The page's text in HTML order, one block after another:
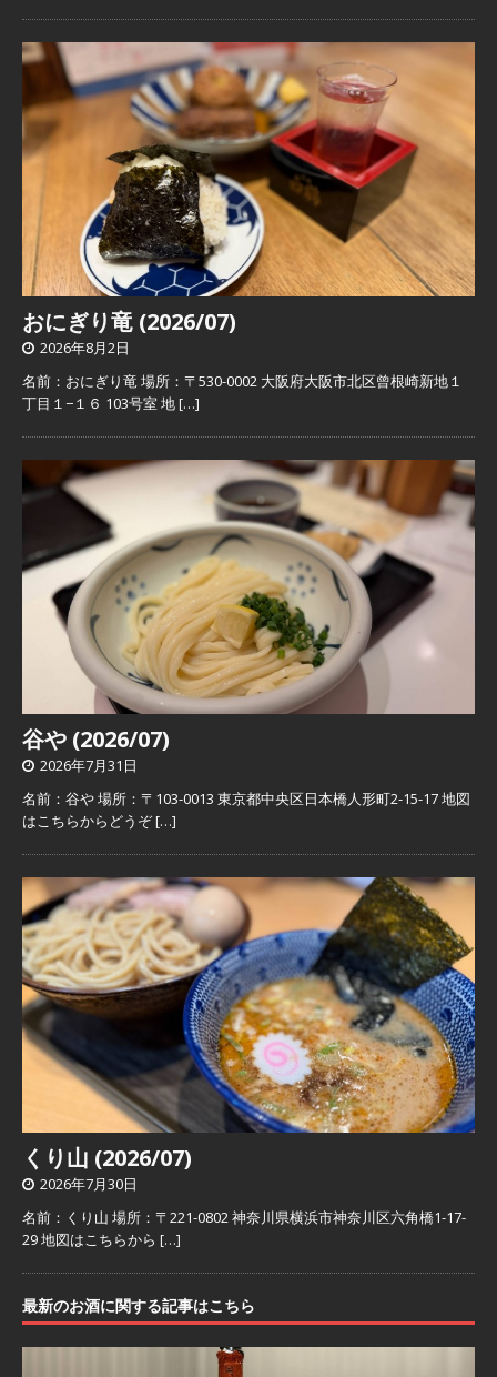
おにぎり竜 (2026/07)
2026年8月2日
名前：おにぎり竜 場所：〒530-0002 大阪府大阪市北区曾根崎新地１
丁目１−１６ 103号室 地[…]
谷や (2026/07)
2026年7月31日
名前：谷や 場所：〒103-0013 東京都中央区日本橋人形町2-15-17 地図
はこちらからどうぞ[…]
くり山 (2026/07)
2026年7月30日
名前：くり山 場所：〒221-0802 神奈川県横浜市神奈川区六角橋1-17-
29 地図はこちらから […]
最新のお酒に関する記事はこちら